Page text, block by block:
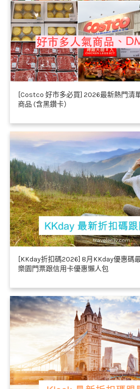
[Costco 好市多必買] 2026最新熱門清
商品 (含黑鑽卡）
[KKday折扣碼2026] 8月KKday優惠碼
樂園門票跟信用卡優惠懶人包